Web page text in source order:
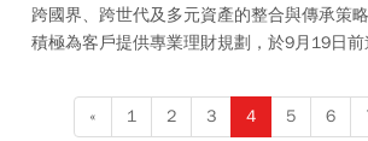
跨國界、跨世代及多元資產的整合與傳承策
積極為客戶提供專業理財規劃，於9月19日
« 1 2 3 4 5 6